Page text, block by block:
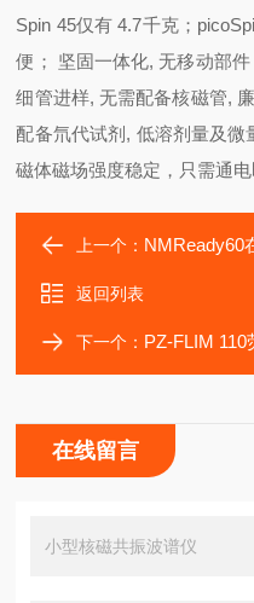
Spin 45仅有 4.7千克；
便；
坚固一体化,无移动部件
细管进样,无需配备核磁管,
配备氘代试剂 , 低溶剂量及微
磁体磁场强度稳定，只需通
上一个： NMReady60
返回列表
下一个： PZ-FLIM
在线留言